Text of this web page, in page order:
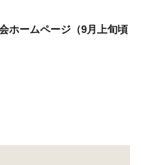
ホームページ（9月上旬頃